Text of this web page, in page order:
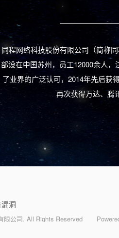
同程网络科技股份有限公司（简称
部设在中国苏州，员工12000余人
了业界的广泛认可，2014年先后获
再次获得万达、腾
洞
限公司. All Rights Reserved